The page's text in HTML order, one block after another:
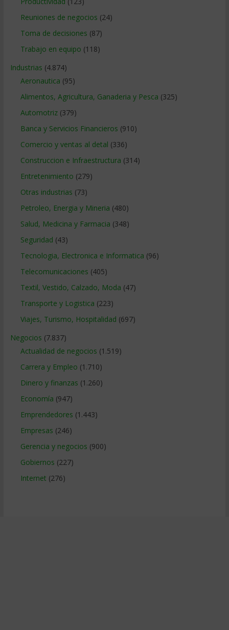
Reuniones de negocios (24)
Toma de decisiones (87)
Trabajo en equipo (118)
Industrias (4.874)
Aeronautica (95)
Alimentos, Agricultura, Ganaderia y Pesca (325)
Automotriz(379)
Banca y Servicios Financieros (910)
Comercio y ventas al detal (336)
Construccion e Infraestructura (314)
Entretenimiento (279)
Otras industrias (73)
Petroleo, Energia y Mineria (480)
Salud, Medicina y Farmacia (348)
Seguridad (43)
Tecnologia, Electronica e Informatica (96)
Telecomunicaciones (405)
Textil, Vestido, Calzado, Moda (47)
Transporte y Logistica (223)
Viajes, Turismo, Hospitalidad (697)
Negocios (7.837)
Actualidad de negocios (1.519)
Carrera y Empleo (1.710)
Dinero y finanzas (1.260)
Economía (947)
Emprendedores (1.443)
Empresas (246)
Gerencia y negocios (900)
Gobiernos (227)
Internet (276)